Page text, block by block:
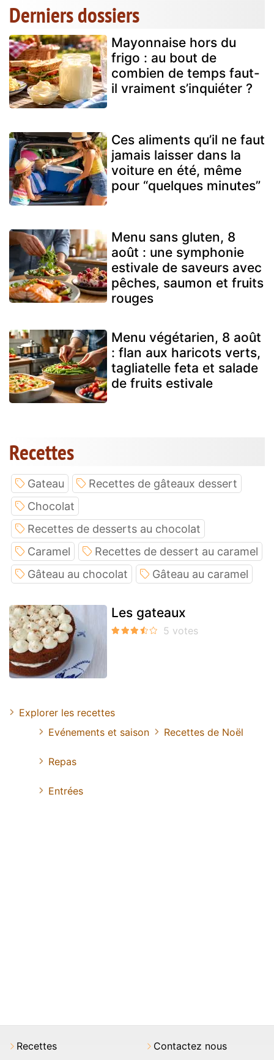
Derniers dossiers
Mayonnaise hors du
frigo : au bout de
combien de temps faut-
il vraiment s’inquiéter ?
Ces aliments qu’il ne faut
jamais laisser dans la
voiture en été, même
pour “quelques minutes”
Menu sans gluten, 8
août : une symphonie
estivale de saveurs avec
pêches, saumon et fruits
rouges
Menu végétarien, 8 août
: flan aux haricots verts,
tagliatelle feta et salade
de fruits estivale
Recettes
Gateau
Recettes de gâteaux dessert
Chocolat
Recettes de desserts au chocolat
Caramel
Recettes de dessert au caramel
Gâteau au chocolat
Gâteau au caramel
Les gateaux
Explorer les recettes
Evénements et saison
Recettes de Noël
Repas
Entrées
Recettes Contactez nous